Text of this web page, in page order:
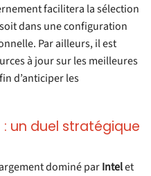
facilitera la sélection
dans une configuration
Par ailleurs, il est
à jour sur les meilleures
d’anticiper les
un duel stratégique
dominé parIntelet